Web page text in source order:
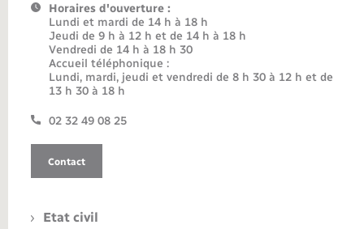
Horaires d'ouverture :
Lundi et mardi de 14 h à 18 h
Jeudi de 9 h à 12 h et de 14 h à 18 h
Vendredi de 14 h à 18 h 30
Accueil téléphonique :
Lundi, mardi, jeudi et vendredi de 8 h 30 à 12 h et de
13 h 30 à 18 h
02 32 49 08 25
Contact
Etat civil